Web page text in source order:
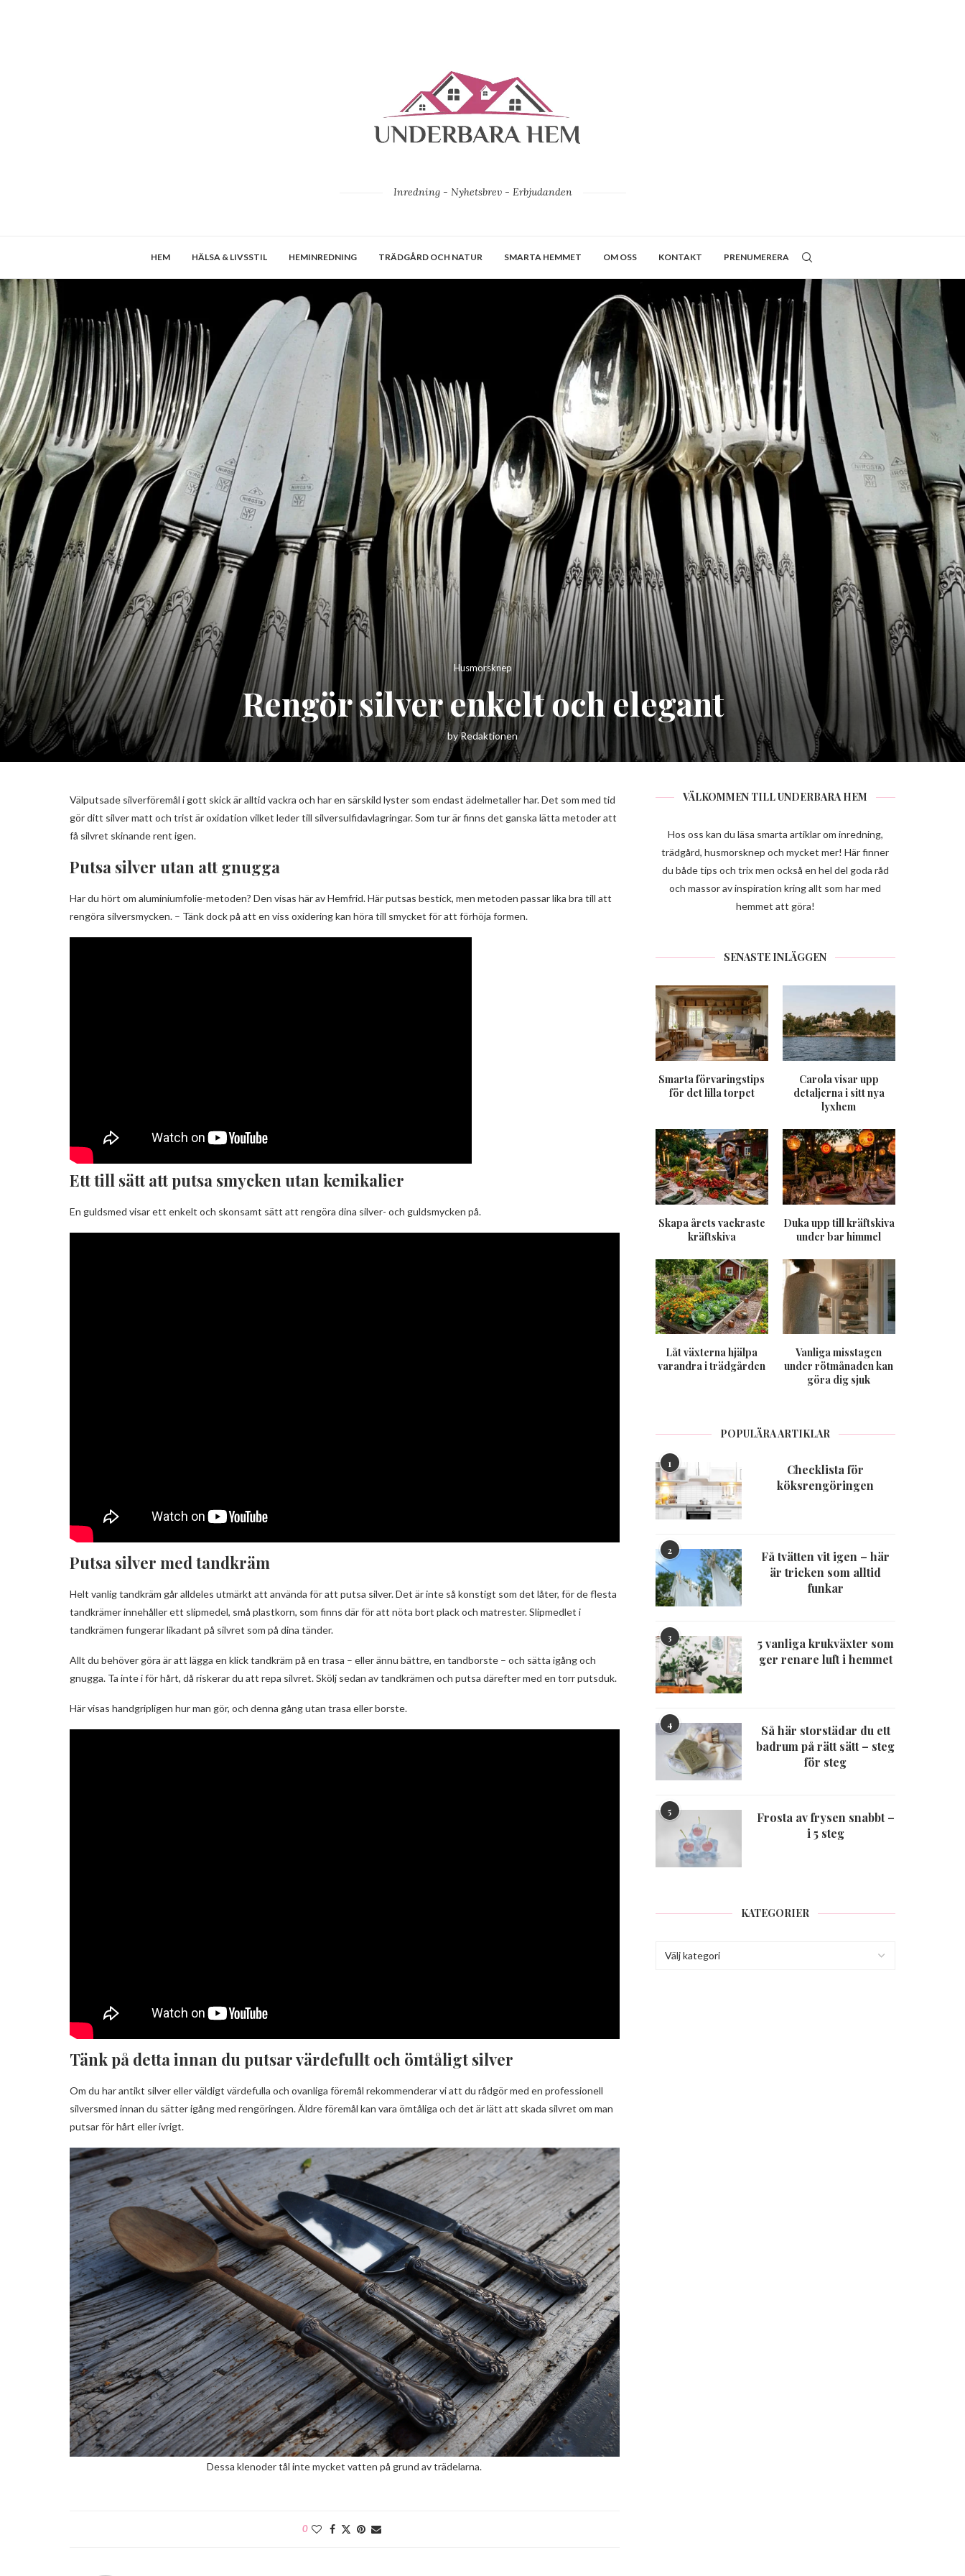
Inredning - Nyhetsbrev - Erbjudanden
HEM HÄLSA & LIVSSTIL HEMINREDNING TRÄDGÅRD OCH NATUR SMARTA HEMMET OM OSS KONTAKT PRENUMERERA
Husmorsknep
Rengör silver enkelt och elegant
byRedaktionen
Välputsade silverföremål i gott skick är alltid vackra och har en särskild lyster som endast ädelmetaller har. Det som med tid
gör ditt silver matt och trist är oxidation vilket leder till silversulfidavlagringar. Som tur är finns det ganska lätta metoder att
få silvret skinande rent igen.
Putsa silver utan att gnugga
Har du hört om aluminiumfolie-metoden? Den visas här av Hemfrid. Här putsas bestick, men metoden passar lika bra till att
rengöra silversmycken. – Tänk dock på att en viss oxidering kan höra till smycket för att förhöja formen.
Ett till sätt att putsa smycken utan kemikalier
En guldsmed visar ett enkelt och skonsamt sätt att rengöra dina silver- och guldsmycken på.
Putsa silver med tandkräm
Helt vanlig tandkräm går alldeles utmärkt att använda för att putsa silver. Det är inte så konstigt som det låter, för de flesta
tandkrämer innehåller ett slipmedel, små plastkorn, som finns där för att nöta bort plack och matrester. Slipmedlet i
tandkrämen fungerar likadant på silvret som på dina tänder.
Allt du behöver göra är att lägga en klick tandkräm på en trasa – eller ännu bättre, en tandborste – och sätta igång och
gnugga. Ta inte i för hårt, då riskerar du att repa silvret. Skölj sedan av tandkrämen och putsa därefter med en torr putsduk.
Här visas handgripligen hur man gör, och denna gång utan trasa eller borste.
Tänk på detta innan du putsar värdefullt och ömtåligt silver
Om du har antikt silver eller väldigt värdefulla och ovanliga föremål rekommenderar vi att du rådgör med en professionell
silversmed innan du sätter igång med rengöringen. Äldre föremål kan vara ömtåliga och det är lätt att skada silvret om man
putsar för hårt eller ivrigt.
Dessa klenoder tål inte mycket vatten på grund av trädelarna.
0
VÄLKOMMEN TILL UNDERBARA HEM
Hos oss kan du läsa smarta artiklar om inredning,
trädgård, husmorsknep och mycket mer! Här finner
du både tips och trix men också en hel del goda råd
och massor av inspiration kring allt som har med
hemmet att göra!
SENASTE INLÄGGEN
Smarta förvaringstips
för det lilla torpet
Carola visar upp
detaljerna i sitt nya
lyxhem
Skapa årets vackraste
kräftskiva
Duka upp till kräftskiva
under bar himmel
Låt växterna hjälpa
varandra i trädgården
Vanliga misstagen
under rötmånaden kan
göra dig sjuk
POPULÄRA ARTIKLAR
1
Checklista för
köksrengöringen
2
Få tvätten vit igen – här
är tricken som alltid
funkar
3
5 vanliga krukväxter som
ger renare luft i hemmet
4
Så här storstädar du ett
badrum på rätt sätt – steg
för steg
5
Frosta av frysen snabbt –
i 5 steg
KATEGORIER